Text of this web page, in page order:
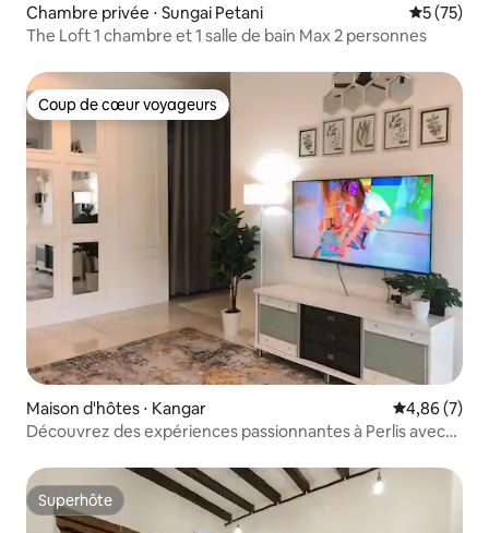
Chambre privée ⋅ Sungai Petani
5 (75)
The Loft 1 chambre et 1 salle de bain Max 2 personnes
Coup de cœur voyageurs
Coup de cœur voyageurs
Maison d'hôtes ⋅ Kangar Évaluation
4,86 (7)
Découvrez des expériences passionnantes à Perlis avec
Superhôte
Superhôte